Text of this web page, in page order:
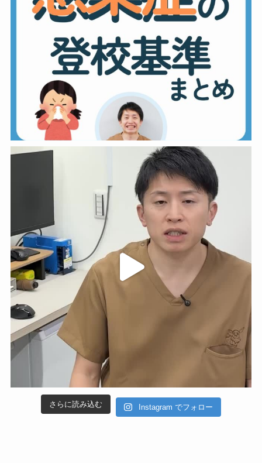
さらに読み込む Instagram でフォロー